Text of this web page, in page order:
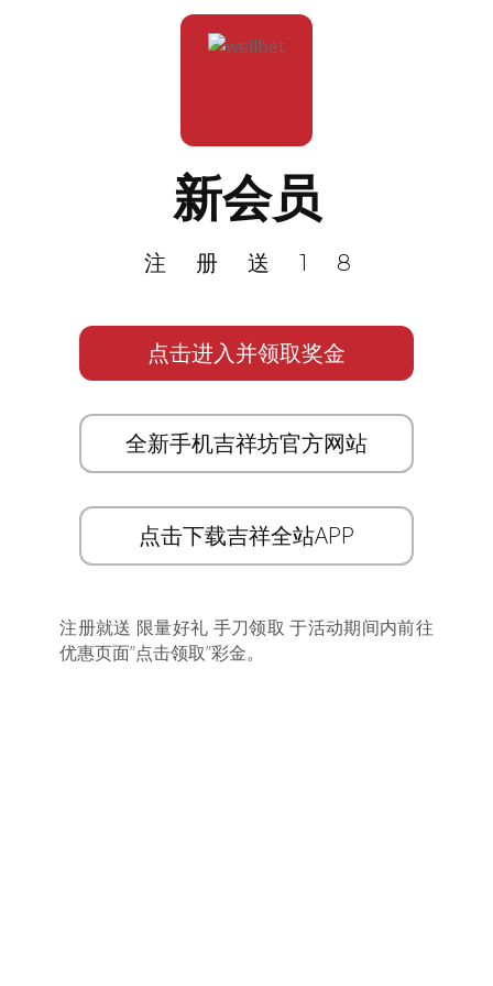
新会员
注册送18
点击进入并领取奖金
全新手机吉祥坊官方网站
点击下载吉祥全站APP
注册就送 限量好礼 手刀领取 于活动期间内前往
优惠页面”点击领取”彩金。